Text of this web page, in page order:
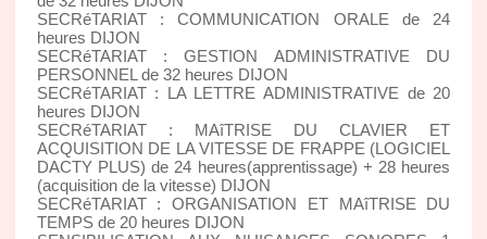
SECRéTARIAT : COMMUNICATION ORALE de 24
heures DIJON
SECRéTARIAT : GESTION ADMINISTRATIVE DU
PERSONNEL de 32 heures DIJON
SECRéTARIAT : LA LETTRE ADMINISTRATIVE de 20
heures DIJON
SECRéTARIAT : MAîTRISE DU CLAVIER ET
ACQUISITION DE LA VITESSE DE FRAPPE (LOGICIEL
DACTY PLUS) de 24 heures(apprentissage) + 28 heures
(acquisition de la vitesse) DIJON
SECRéTARIAT : ORGANISATION ET MAîTRISE DU
TEMPS de 20 heures DIJON